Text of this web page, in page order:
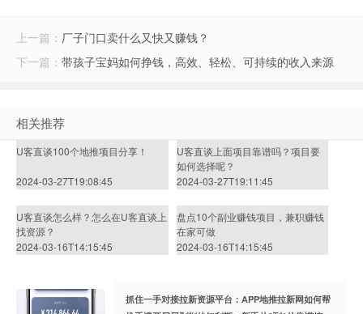
上一篇： 厂子门口卖什么又快又赚钱？
下一篇： 带孩子宝妈如何挣钱，高效、轻松、可持续的收入来源
相关推荐
U客直谈100个地推项目分享！
2024-03-27T19:08:45
U客直谈上面项目靠谱吗？项目要
如何选择呢？
2024-03-27T19:11:45
U客直谈怎么样？怎么在U客直谈上
找资源？
2024-03-16T14:15:45
盘点10个副业赚钱项目，兼职赚钱
在家可做
2024-03-16T14:15:45
抓住一手对接拉新资源平台：APP地推拉新网如何帮